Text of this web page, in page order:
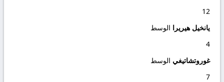
12
يانخيل هيريرا الوسط
4
غوروتشاتيغي الوسط
7